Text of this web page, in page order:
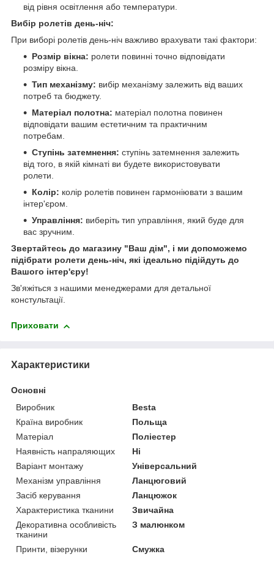
від рівня освітлення або температури.
Вибір ролетів день-ніч:
При виборі ролетів день-ніч важливо врахувати такі фактори:
Розмір вікна: ролети повинні точно відповідати
розміру вікна.
Тип механізму: вибір механізму залежить від ваших
потреб та бюджету.
Матеріал полотна: матеріал полотна повинен
відповідати вашим естетичним та практичним
потребам.
Ступінь затемнення: ступінь затемнення залежить
від того, в якій кімнаті ви будете використовувати
ролети.
Колір: колір ролетів повинен гармоніювати з вашим
інтер'єром.
Управління: виберіть тип управління, який буде для
вас зручним.
Звертайтесь до магазину "Ваш дім", і ми допоможемо
підібрати ролети день-ніч, які ідеально підійдуть до
Вашого інтер'єру!
Зв'яжіться з нашими менеджерами для детальної
констультації.
Приховати
Характеристики
Основні
Виробник
Besta
Країна виробник
Польща
Матеріал
Поліестер
Наявність напраляющих
Ні
Варіант монтажу
Універсальний
Механізм управління
Ланцюговий
Засіб керування
Ланцюжок
Характеристика тканини
Звичайна
Декоративна особливість
тканини
З малюнком
Принти, візерунки Смужка